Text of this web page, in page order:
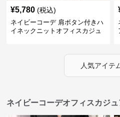
¥5,780 (税込)
ネイビーコーデ 肩ボタン付きハ
イネックニットオフィスカジュ
人気アイテ
ネイビーコーデオフィスカジ